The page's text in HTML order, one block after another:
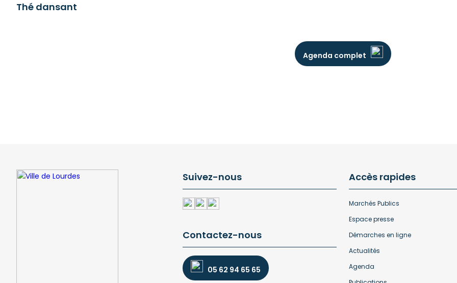
Thé dansant
Agenda complet
Suivez-nous
Contactez-nous
05 62 94 65 65
Accès rapides
Marchés Publics
Espace presse
Démarches en ligne
Actualités
Agenda